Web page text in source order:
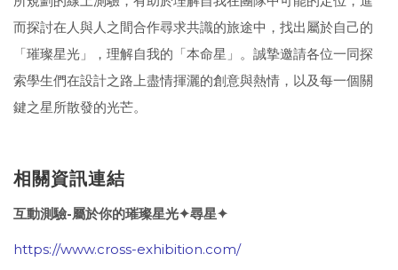
而探討在人與人之間合作尋求共識的旅途中，找出屬於自己的
「璀璨星光」，理解自我的「本命星」。誠摯邀請各位一同探
索學生們在設計之路上盡情揮灑的創意與熱情，以及每一個關
鍵之星所散發的光芒。
相關資訊連結
互動測驗-屬於你的璀璨星光✦尋星✦
https://www.cross-exhibition.com/